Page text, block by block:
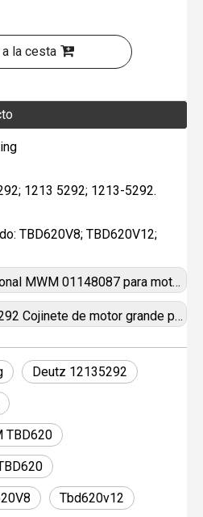
la cesta
1213 5292; 1213-5292.
TBD620V8; TBD620V12;
01148087 para motor de gas MWM
motor grande para motor diesel MWM TBD 604B V16
Deutz 12135292
TBD620
Tbd620v12